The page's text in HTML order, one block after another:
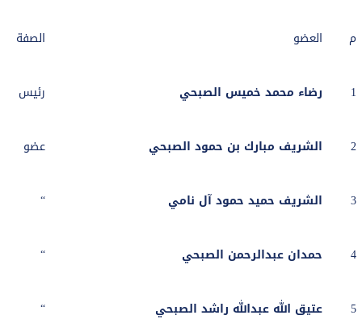
م العضو الصفة
1 رضاء محمد خميس الصبحي رئيس
2 الشريف مبارك بن حمود الصبحي عضو
3 الشريف حميد حمود آل نامي “
4 حمدان عبدالرحمن الصبحي “
5 عتيق الله عبدالله راشد الصبحي “